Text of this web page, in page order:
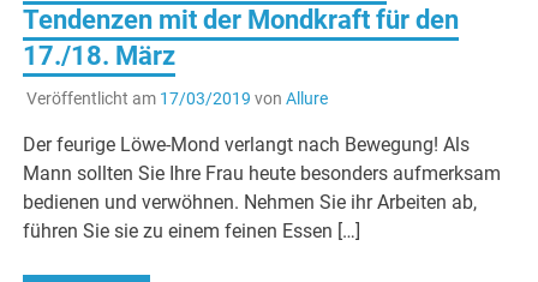
Tendenzen mit der Mondkraft für den
17./18. März
Veröffentlicht am 17/03/2019 von Allure
Der feurige Löwe-Mond verlangt nach Bewegung! Als
Mann sollten Sie Ihre Frau heute besonders aufmerksam
bedienen und verwöhnen. Nehmen Sie ihr Arbeiten ab,
führen Sie sie zu einem feinen Essen […]